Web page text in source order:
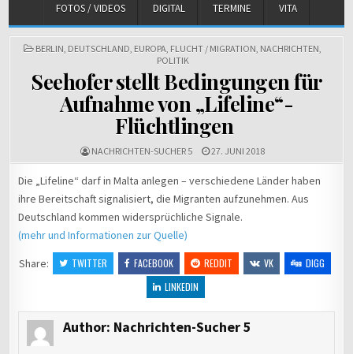
FOTOS / VIDEOS DIGITAL TERMINE VITA
POSTED
BERLIN DEUTSCHLAND EUROPA FLUCHT / MIGRATION NACHRICHTEN
POLITIK
Seehofer stellt Bedingungen für
Aufnahme von „Lifeline“-
Flüchtlingen
NACHRICHTEN-SUCHER 5 27. JUNI 2018
Die „Lifeline“ darf in Malta anlegen – verschiedene Länder haben
ihre Bereitschaft signalisiert, die Migranten aufzunehmen. Aus
Deutschland kommen widersprüchliche Signale.
(mehr und Informationen zur Quelle)
Share:
TWITTER FACEBOOK REDDIT VK
DIGG
LINKEDIN
Author: Nachrichten-Sucher 5